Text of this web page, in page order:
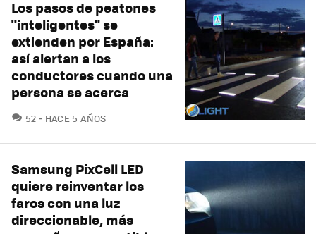
Los pasos de peatones
"inteligentes" se
extienden por España:
así alertan a los
conductores cuando una
persona se acerca
52 COMENTARIOS
HACE 5 AÑOS
Samsung PixCell LED
quiere reinventar los
faros con una luz
direccionable, más